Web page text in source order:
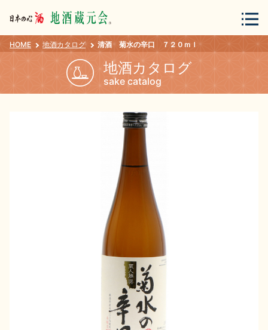
会員登録 ログイン
地酒カタログ
地酒解体新書
HOME 地酒カタログ 清酒 菊水の辛口 ７２０ｍｌ
地酒カタログ
sake catalog